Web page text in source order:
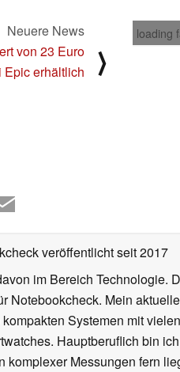
loading
Neuere News
von 23 Euro
Epic erhältlich
⟩
veröffentlichtseit 2017
im Bereich Technologie.
Notebookcheck. Mein
Systemen mit
Hauptberuflich bin
komplexer Messungen fern